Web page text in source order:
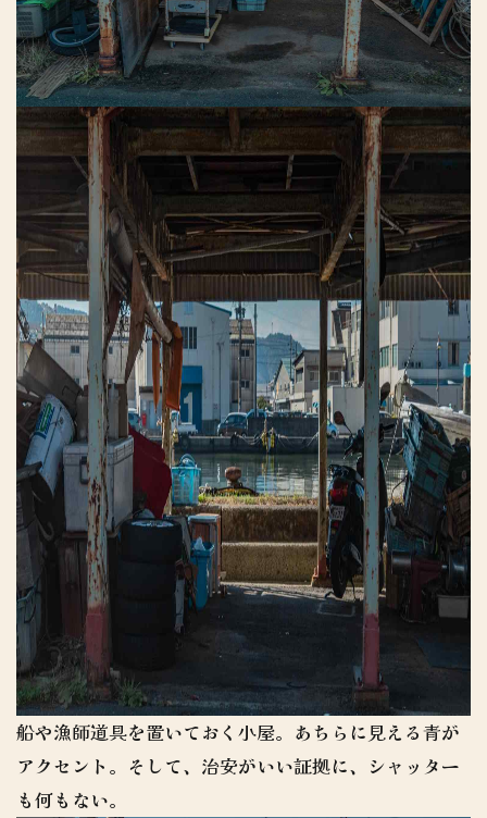
船や漁師道具を置いておく小屋。あちらに見える青が
アクセント。そして、治安がいい証拠に、シャッター
も何もない。